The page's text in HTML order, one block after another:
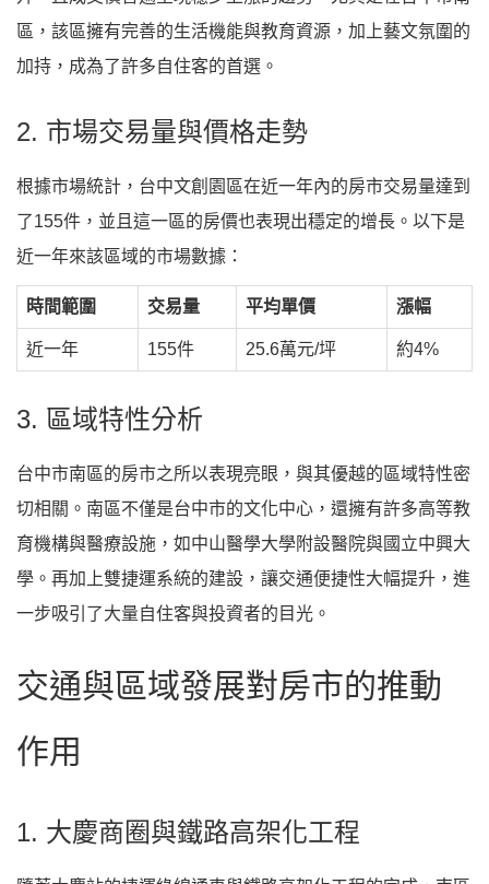
區，該區擁有完善的生活機能與教育資源，加上藝文氛圍的
加持，成為了許多自住客的首選。
2. 市場交易量與價格走勢
根據市場統計，台中文創園區在近一年內的房市交易量達到
了155件，並且這一區的房價也表現出穩定的增長。以下是
近一年來該區域的市場數據：
時間範圍 交易量 平均單價 漲幅
近一年 155件 25.6萬元/坪 約4%
3. 區域特性分析
台中市南區的房市之所以表現亮眼，與其優越的區域特性密
切相關。南區不僅是台中市的文化中心，還擁有許多高等教
育機構與醫療設施，如中山醫學大學附設醫院與國立中興大
學。再加上雙捷運系統的建設，讓交通便捷性大幅提升，進
一步吸引了大量自住客與投資者的目光。
交通與區域發展對房市的推動
作用
1. 大慶商圈與鐵路高架化工程